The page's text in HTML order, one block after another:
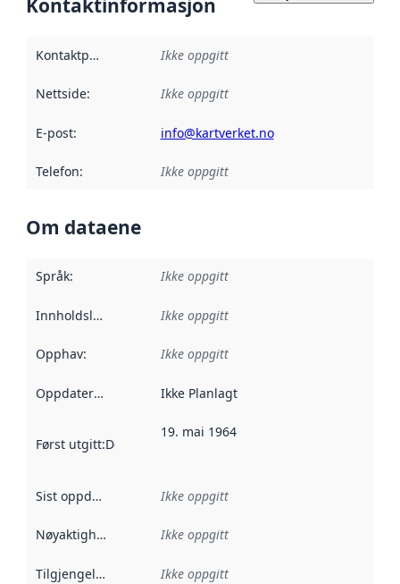
Kontaktinformasjon
Kontaktpunkt Ikke oppgitt
Nettside: Ikke oppgitt
E-post: info@kartverket.no
Telefon: Ikke oppgitt
Om dataene
Språk: Ikke oppgitt
Innholdsleverandører :
Ikke oppgitt
Opphav: Ikke oppgitt
Oppdateringsfrekvens :
Ikke Planlagt
Først utgitt:Denne datoen sier når dataene i dette
19. mai 1964
Sist oppdatert Ikke oppgitt
Nøyaktighet Ikke oppgitt
Tilgjengelighet Ikke oppgitt